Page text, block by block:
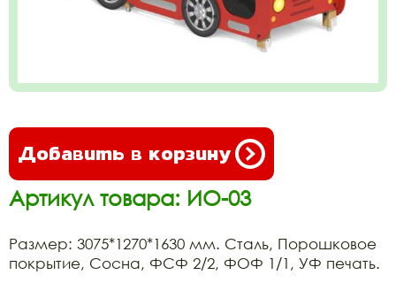
Добавить в корзину
Артикул товара: ИО-03
Размер: 3075*1270*1630 мм. Сталь, Порошковое
покрытие, Сосна, ФСФ 2/2, ФОФ 1/1, УФ печать.